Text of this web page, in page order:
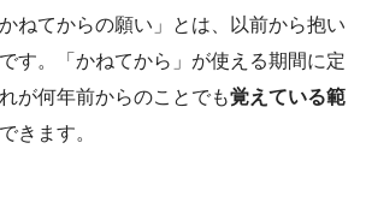
ねてからの願い」とは、以前から抱い
す。「かねてから」が使える期間に定
が何年前からのことでも覚えている範
きます。